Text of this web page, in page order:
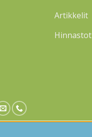
Artikkelit
Hinnastot